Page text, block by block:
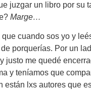
juzgar un libro por su
Marge…
que cuando sos yo y
porquerías. Por un
justo me quedé
y teníamos que
están lxs autores que